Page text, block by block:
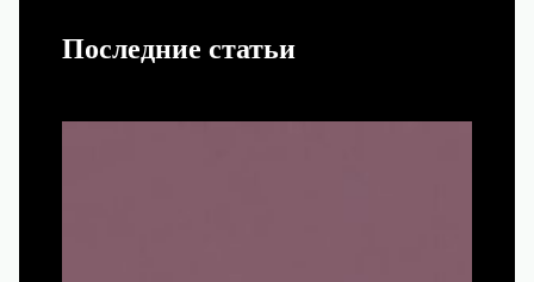
Последние статьи